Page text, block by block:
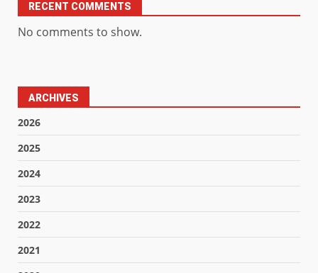
RECENT COMMENTS
No comments to show.
ARCHIVES
2026
2025
2024
2023
2022
2021